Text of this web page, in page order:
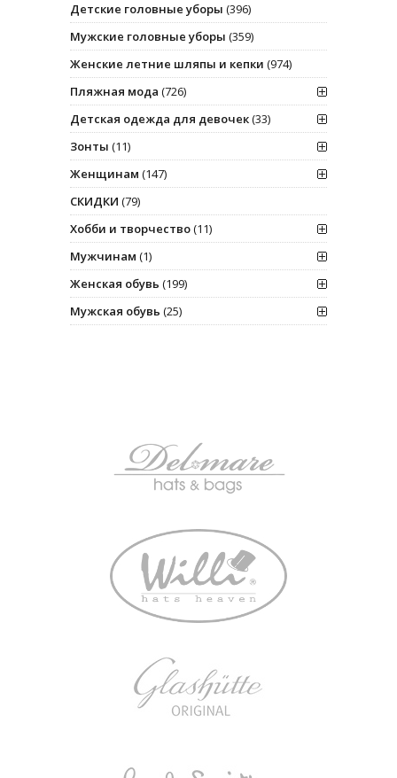
Детские головные уборы (396)
Мужские головные уборы (359)
Женские летние шляпы и кепки (974)
Пляжная мода (726)
Детская одежда для девочек(33)
Зонты (11)
Женщинам (147)
СКИДКИ (79)
Хобби и творчество(11)
Мужчинам (1)
Женская обувь (199)
Мужская обувь (25)